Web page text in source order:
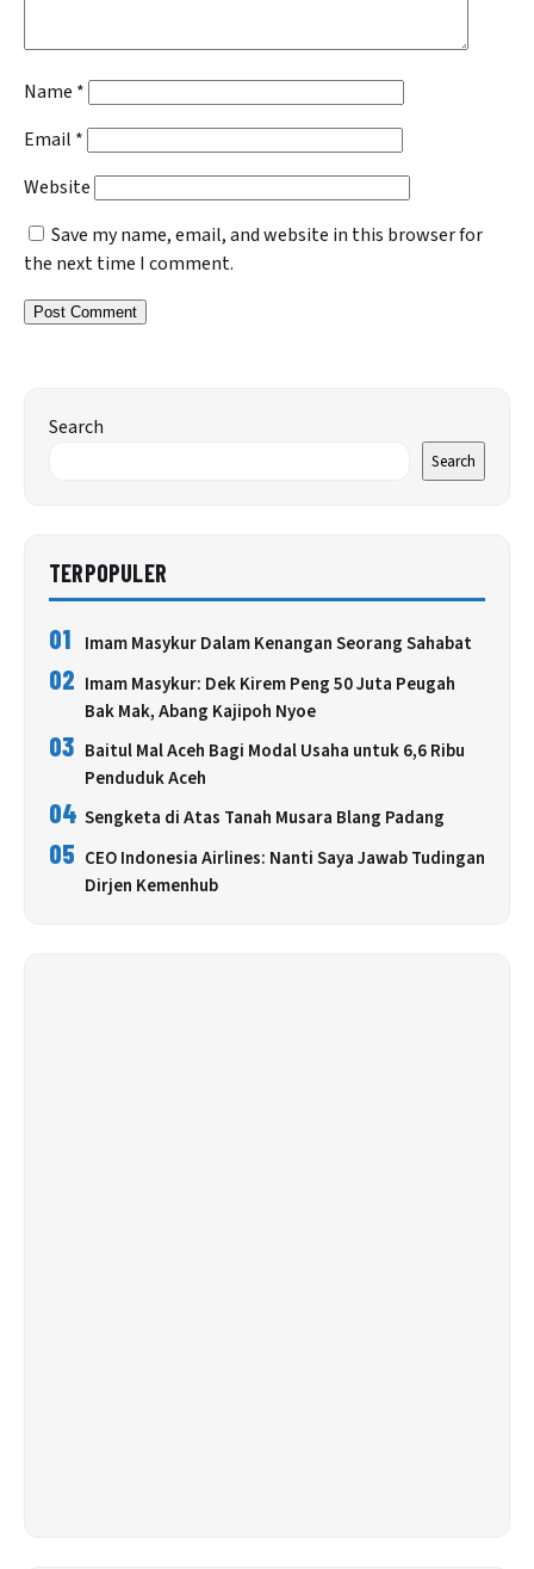
Name *
Email *
Website
Save my name, email, and website in this browser for
the next time I comment.
Search
Search
TERPOPULER
01 Imam Masykur Dalam Kenangan Seorang Sahabat
02 Imam Masykur: Dek Kirem Peng 50 Juta Peugah
Bak Mak, Abang Kajipoh Nyoe
03 Baitul Mal Aceh Bagi Modal Usaha untuk 6,6 Ribu
Penduduk Aceh
04 Sengketa di Atas Tanah Musara Blang Padang
05 CEO Indonesia Airlines: Nanti Saya Jawab Tudingan
Dirjen Kemenhub